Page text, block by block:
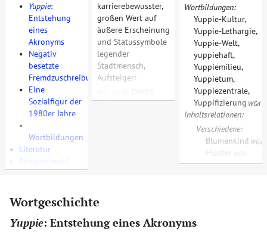
•
Yuppie:
Entstehung
eines
Akronyms
•
Negativ
besetzte
Fremdzuschreibung
•
Eine
Sozialfigur der
1980er Jahre
•
Wortbildungen
•
Literatur
Belegauswahl
karrierebewusster,
großen Wert auf
äußere Erscheinung
und Statussymbole
legender
Stadtmensch,
Aufsteiger
DWDS
Wortbildungen:
Yuppie-Kultur,
Yuppie-Lethargie,
Yuppie-Welt,
yuppiehaft,
Yuppiemilieu,
Yuppietum,
Yuppiezentrale,
Yuppifizierung WGd
Inhaltsrelationen:
Verschiedene:
Blumenkind WGd
Hipster
WGd
Wortgeschichte
Yuppie: Entstehung eines Akronyms